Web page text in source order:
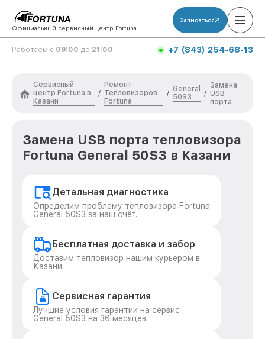
Официальный сервисный центр Fortuna
Записаться
Работаем с 09:00 до 21:00 +7 (843) 254-68-13
Сервисный
центр Fortuna в
Казани
/
Ремонт
Тепловизоров
Fortuna
/
General
50S3
/
Замена
USB
порта
Замена USB порта тепловизора
Fortuna General 50S3 в Казани
Детальная диагностика
Определим проблему тепловизора Fortuna
General 50S3 за наш счёт.
Бесплатная доставка и забор
Доставим тепловизор нашим курьером в
Казани.
Сервисная гарантия
Лучшие условия гарантии на сервис
General 50S3 на 36 месяцев.